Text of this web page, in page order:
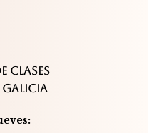
CLASES